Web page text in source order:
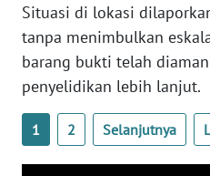
Situasi di lokasi
tanpa menimbulkan
barang bukti telah
penyelidikan lebih lanjut.
1 2 Selanjutnya
WN
SERAMBI
WN
JAMBI
WN
SULTRA